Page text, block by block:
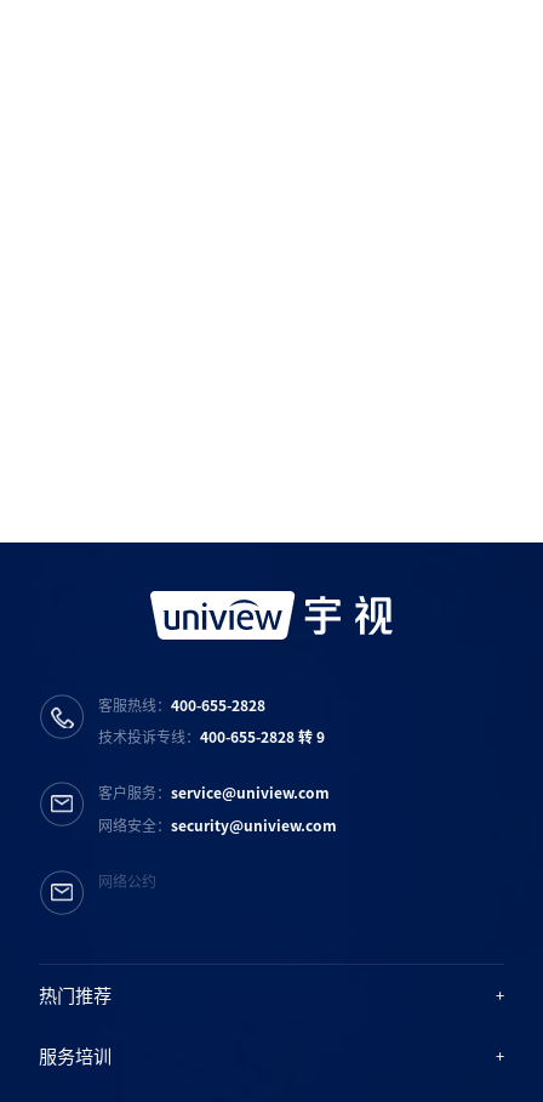
热门推荐
服务培训
客服热线：400-655-2828
技术投诉专线：400-655-2828 转 9
客户服务：service@uniview.com
网络安全：security@uniview.com
网络公约